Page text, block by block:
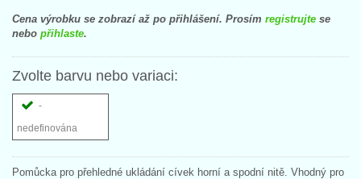
Cena výrobku se zobrazí až po přihlášení. Prosím registrujte se
nebo přihlaste.
Zvolte barvu nebo variaci:
-
nedefinována
Pomůcka pro přehledné ukládání cívek horní a spodní nitě. Vhodný pro